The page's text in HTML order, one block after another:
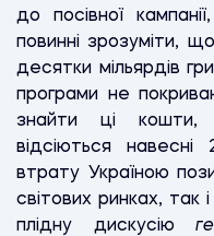
до посівної
повинні зрозуміти,
десятки мільярдів
програми не
знайти ці кошти,
відсіються
втрату Україною
світових ринках, так
плідну дискусію